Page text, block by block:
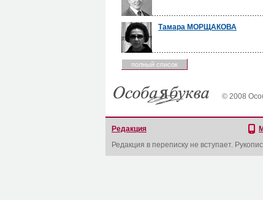
Тамара МОРЩАКОВА
полный список
© 2008
Редакция
Редакция в переписку не вступает.